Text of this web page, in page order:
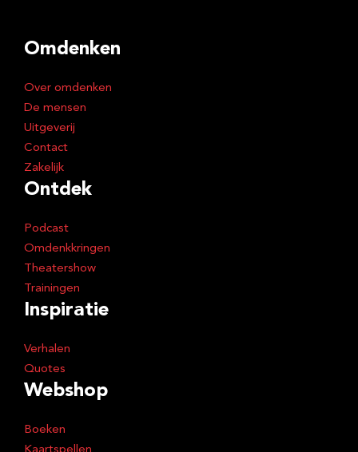
Omdenken
Over omdenken
De mensen
Uitgeverij
Contact
Zakelijk
Ontdek
Podcast
Omdenkkringen
Theatershow
Trainingen
Inspiratie
Verhalen
Quotes
Webshop
Boeken